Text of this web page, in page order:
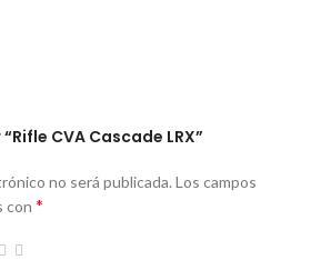
CVA Cascade LRX”
no será publicada.Los campos
con *